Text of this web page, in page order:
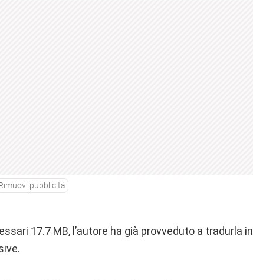
pubblicità
17.7 MB, l’autore ha già provveduto a tradurla in